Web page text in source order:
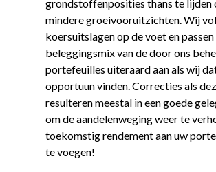
grondstoffenposities thans te lijden
mindere groeivooruitzichten. Wij
koersuitslagen op de voet en passen
beleggingsmix van de door ons
portefeuilles uiteraard aan als wij
opportuun vinden. Correcties als
resulteren meestal in een goede
om de aandelenweging weer te
toekomstig rendement aan uw
te voegen!